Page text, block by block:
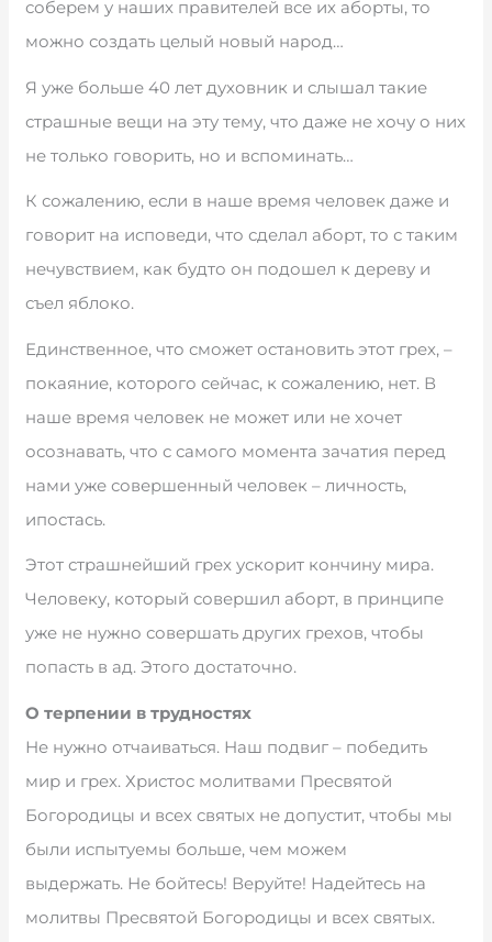
соберем у наших правителей все их аборты, то
можно создать целый новый народ…
Я уже больше 40 лет духовник и слышал такие
страшные вещи на эту тему, что даже не хочу о них
не только говорить, но и вспоминать…
К сожалению, если в наше время человек даже и
говорит на исповеди, что сделал аборт, то с таким
нечувствием, как будто он подошел к дереву и
съел яблоко.
Единственное, что сможет остановить этот грех, –
покаяние, которого сейчас, к сожалению, нет. В
наше время человек не может или не хочет
осознавать, что с самого момента зачатия перед
нами уже совершенный человек – личность,
ипостась.
Этот страшнейший грех ускорит кончину мира.
Человеку, который совершил аборт, в принципе
уже не нужно совершать других грехов, чтобы
попасть в ад. Этого достаточно.
О терпении в трудностях
Не нужно отчаиваться. Наш подвиг – победить
мир и грех. Христос молитвами Пресвятой
Богородицы и всех святых не допустит, чтобы мы
были испытуемы больше, чем можем
выдержать. Не бойтесь! Веруйте! Надейтесь на
молитвы Пресвятой Богородицы и всех святых.